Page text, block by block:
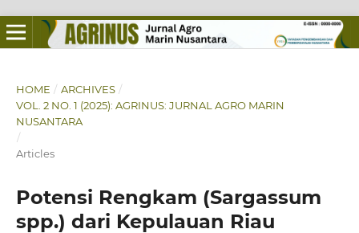
HOME / ARCHIVES /
VOL. 2 NO. 1 (2025): AGRINUS: JURNAL AGRO MARIN
NUSANTARA
/
Articles
Potensi Rengkam (Sargassum
spp.) dari Kepulauan Riau